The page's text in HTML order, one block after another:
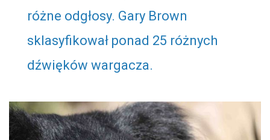
różne odgłosy. Gary Brown
sklasyfikował ponad 25 różnych
dźwięków wargacza.